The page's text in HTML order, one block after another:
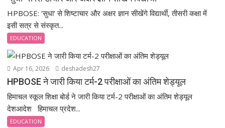
HPBOSE: ‘सुधा’ से शिष्टाचार और अक्षर ज्ञान सीखेंगे विद्यार्थी, तीसरी कक्षा में
इसी सत्र से संस्कृत...
EDUCATION
Apr 16, 2026 deshadesh27
HPBOSE ने जारी किया टर्म-2 परीक्षाओं का अंतिम शेड्यूल
हिमाचल स्कूल शिक्षा बोर्ड ने जारी किया टर्म-2 परीक्षाओं का अंतिम शेड्यूल
देशआदेश हिमाचल प्रदेश...
EDUCATION